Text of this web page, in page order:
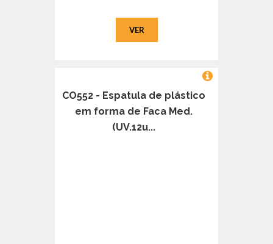
VER
CO552 - Espatula de plástico
em forma de Faca Med.
(UV.12u...